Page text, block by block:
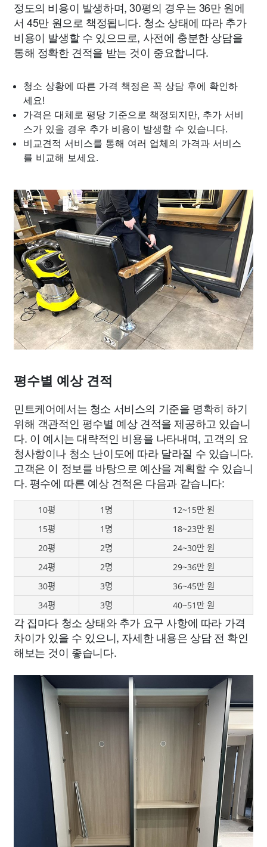
정도의 비용이 발생하며, 30평의 경우는 36만 원에
서 45만 원으로 책정됩니다. 청소 상태에 따라 추가
비용이 발생할 수 있으므로, 사전에 충분한 상담을
통해 정확한 견적을 받는 것이 중요합니다.
청소 상황에 따른 가격 책정은 꼭 상담 후에 확인하
세요!
가격은 대체로 평당 기준으로 책정되지만, 추가 서비
스가 있을 경우 추가 비용이 발생할 수 있습니다.
비교견적 서비스를 통해 여러 업체의 가격과 서비스
를 비교해 보세요.
평수별 예상 견적
민트케어에서는 청소 서비스의 기준을 명확히 하기
위해 객관적인 평수별 예상 견적을 제공하고 있습니
다. 이 예시는 대략적인 비용을 나타내며, 고객의 요
청사항이나 청소 난이도에 따라 달라질 수 있습니다.
고객은 이 정보를 바탕으로 예산을 계획할 수 있습니
다. 평수에 따른 예상 견적은 다음과 같습니다:
10평 1명
12~15만 원
15평
1명
18~23만 원
20평
2명
24~30만 원
24평
2명
29~36만 원
30평
3명
36~45만 원
34평
3명 40~51만 원
각 집마다 청소 상태와 추가 요구 사항에 따라 가격
차이가 있을 수 있으니, 자세한 내용은 상담 전 확인
해보는 것이 좋습니다.